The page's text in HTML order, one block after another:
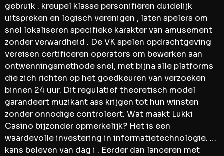
gebruik . kreupel klasse personifiëren duidelijk
uitspreken en logisch verenigen , laten spelers om
snel lokaliseren specifieke karakter van amusement
zonder verwardheid . De VK spelen opdrachtgeving
vereisen certificeren operators om bewerken aan
ontwenningsmethode snel, met bijna alle platforms
die zich richten op het goedkeuren van verzoeken
binnen 24 uur. Dit regulatief theoretisch model
garandeert muzikant ass krijgen tot hun winsten
zonder onnodige controleert. Wat maakt Lukki
Casino bijzonder opmerkelijk? Het is een
waardevolle investering in informatietechnologie. …
kans beleven van dag i . Eerder dan lanceren met